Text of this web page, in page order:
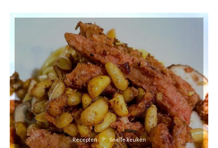
Recepten Snelle keuken